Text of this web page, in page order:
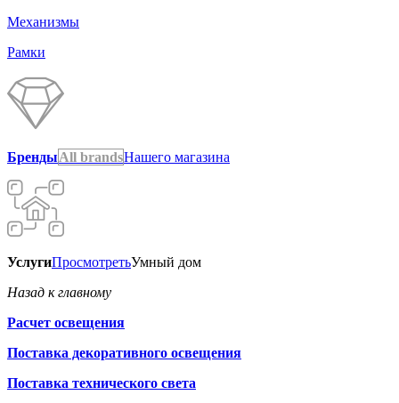
Механизмы
Рамки
БрендыAll brandsНашего магазина
УслугиПросмотретьУмный дом
Назад к главному
Расчет освещения
Поставка декоративного освещения
Поставка технического света